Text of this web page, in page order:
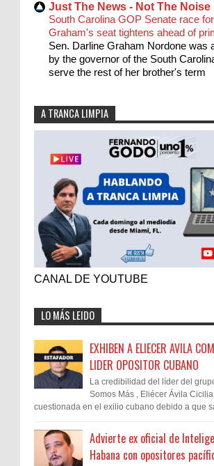
Just The News - Not The Noise
South Carolina GOP Senate race
Graham's seat tightens ahead of
Sen. Darline Graham Nordone was
by the governor of the South
serve the rest of her brother's term
A TRANCA LIMPIA
CANAL DE YOUTUBE
LO MÁS LEIDO
EXHIBEN A ELIECER AVILA
LIDER OPOSITOR CUBANO
La credibilidad del líder del
Somos Más , Eliécer Ávila
cuestionada en el exilio cubano debido a que
Advierte ex oficial de
Habana con opositores